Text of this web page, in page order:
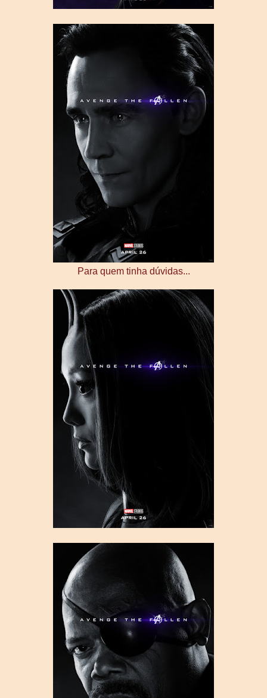
Para quem tinha dúvidas...